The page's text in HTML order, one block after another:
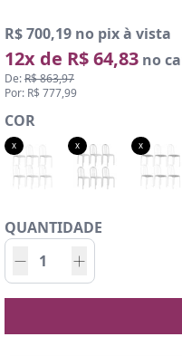
R$ 700,19 no pix à vista
12x de R$ 64,83 no
De:R$ 863,97
Por: R$ 777,99
COR
x x x
QUANTIDADE